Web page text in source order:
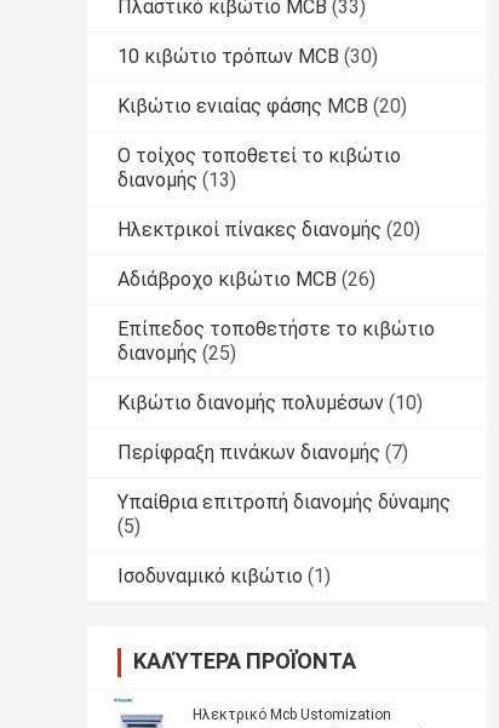
Πλαστικό κιβώτιο MCB (33)
10 κιβώτιο τρόπων MCB (30)
Κιβώτιο ενιαίας φάσης MCB (20)
Ο τοίχος τοποθετεί το κιβώτιο
διανομής (13)
Ηλεκτρικοί πίνακες διανομής (20)
Αδιάβροχο κιβώτιο MCB (26)
Επίπεδος τοποθετήστε το κιβώτιο
διανομής (25)
Κιβώτιο διανομής πολυμέσων (10)
Περίφραξη πινάκων διανομής (7)
Υπαίθρια επιτροπή διανομής δύναμης
(5)
Ισοδυναμικό κιβώτιο (1)
ΚΑΛΎΤΕΡΑ ΠΡΟΪΌΝΤΑ
Ηλεκτρικό Mcb Ustomization